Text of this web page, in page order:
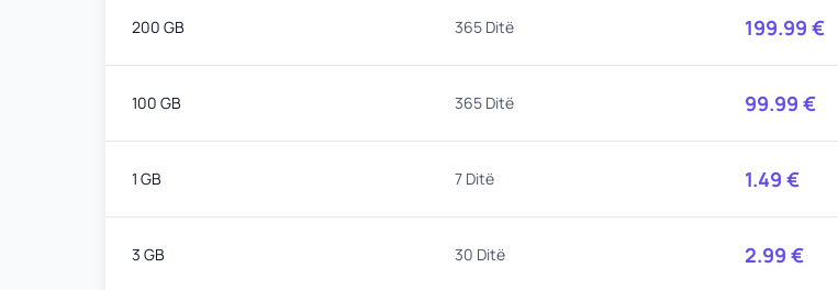
200 GB 365 Ditë 199.99 €
100 GB 365 Ditë 99.99 €
1 GB 7 Ditë 1.49 €
3 GB 30 Ditë 2.99 €